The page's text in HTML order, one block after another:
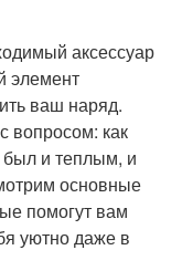
аксессуар
элемент
ваш наряд.
вопросом: как
и теплым, и
основные
помогут вам
уютно даже в